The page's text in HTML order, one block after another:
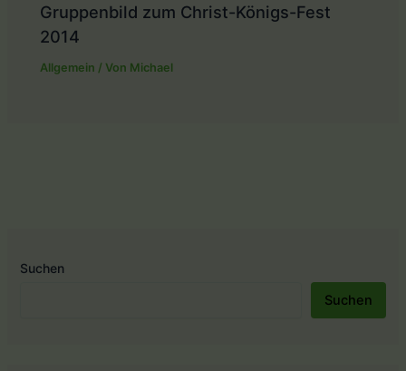
Gruppenbild zum Christ-Königs-Fest
2014
Allgemein / Von Michael
Suchen
Suchen